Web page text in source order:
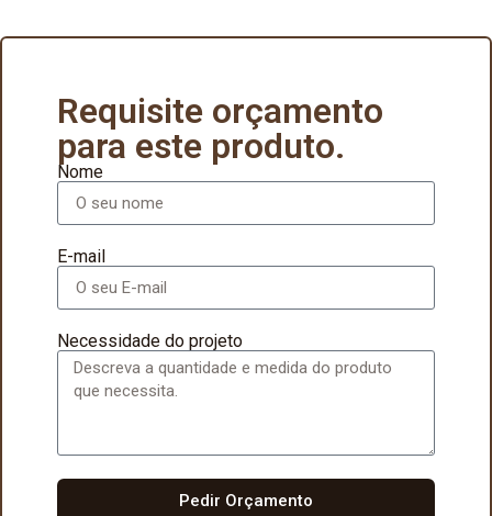
Requisite orçamento
para este produto.
Nome
E-mail
Necessidade do projeto
Pedir Orçamento